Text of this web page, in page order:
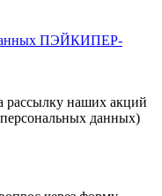
данных ПЭЙКИПЕР-
рассылку наших акций
данных)